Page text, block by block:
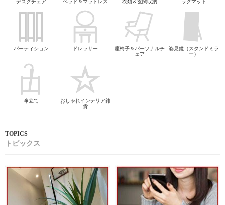
デスクチェア ベッド＆マットレス 衣類＆玄関収納 ラグマット
パーティション ドレッサー
座椅子＆パーソナルチ
ェア
姿見鏡（スタンドミラ
ー）
傘立て
おしゃれインテリア雑
貨
トピックス